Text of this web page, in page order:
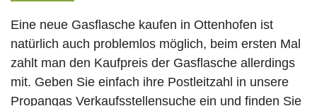
Eine neue Gasflasche kaufen in Ottenhofen ist
natürlich auch problemlos möglich, beim ersten Mal
zahlt man den Kaufpreis der Gasflasche allerdings
mit. Geben Sie einfach ihre Postleitzahl in unsere
Propangas Verkaufsstellensuche ein und finden Sie